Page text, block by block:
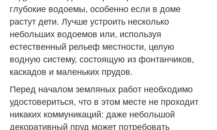
глубокие водоемы, особенно если в доме
растут дети. Лучше устроить несколько
небольших водоемов или, используя
естественный рельеф местности, целую
водную систему, состоящую из фонтанчиков,
каскадов и маленьких прудов.
Перед началом земляных работ необходимо
удостовериться, что в этом месте не проходит
никаких коммуникаций: даже небольшой
декоративный пруд может потребовать